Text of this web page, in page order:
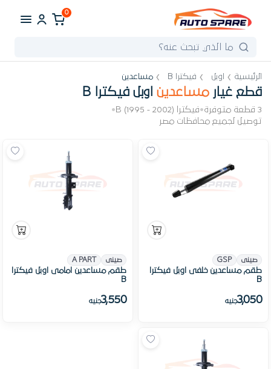
0
الرئيسية اوبل فيكترا B مساعدين
قطع غيار مساعدين اوبل فيكترا B
3 قطعة متوفرة •فيكترا B (1995 - 2002)
•
توصيل لجميع محافظات مصر
صينى GSP
طقم مساعدين خلفى اوبل فيكترا
B
3,050جنيه
صينى A PART
طقم مساعدين امامى اوبل فيكترا
B
3,550جنيه